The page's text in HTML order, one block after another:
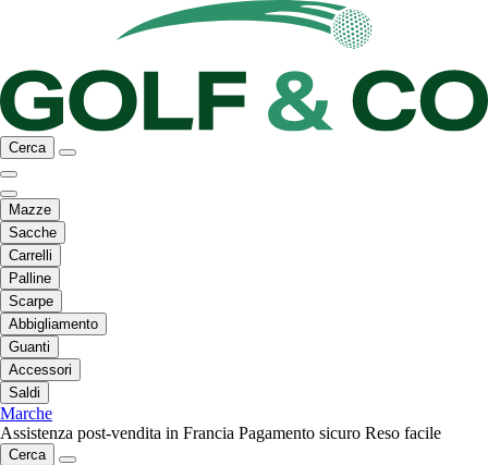
Cerca
Mazze
Sacche
Carrelli
Palline
Scarpe
Abbigliamento
Guanti
Accessori
Saldi
Marche
Assistenza post-vendita in Francia Pagamento sicuro Reso facile
Cerca